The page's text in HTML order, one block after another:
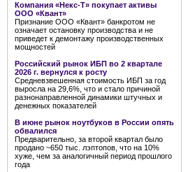
Компания «Некс-Т» покупает активы
ООО «Квант»
Признание ООО «Квант» банкротом не
означает остановку производства и не
приведет к демонтажу производственных
мощностей
Российский рынок ИБП во 2 квартале
2026 г. вернулся к росту
Средневзвешенная стоимость ИБП за год
выросла на 29,6%, что и стало причиной
разнонаправленной динамики штучных и
денежных показателей
В июне рынок ноутбуков в России опять
обвалился
Предварительно, за второй квартал было
продано ~650 тыс. лэптопов, что на 10%
хуже, чем за аналогичный период прошлого
года